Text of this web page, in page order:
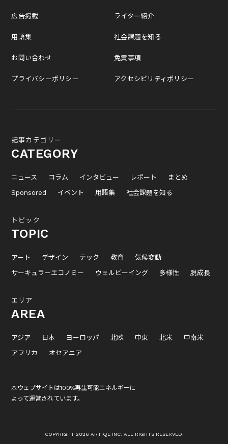
広告掲載
用語集
お問い合わせ
プライバシーポリシー
ライター紹介
社会課題を知る
免責事項
アクセシビリティポリシー
記事カテゴリー
CATEGORY
ニュース コラム インタビュー レポート
まとめ
Sponsored
イベント 用語集 社会課題を知る
トピック
TOPIC
アート デザイン テック 教育
気候変動
サーキュラーエコノミー
ウェルビーイング 多様性 脱成長
エリア
AREA
アジア 日本 ヨーロッパ 北欧 中東 北米
中南米
アフリカ
オセアニア
本ウェブサイトは100%再生可能エネルギーに
よって運営されています。
COPYRIGHT 2026 ARTIQL INC. ALL RIGHTS RESERVED.